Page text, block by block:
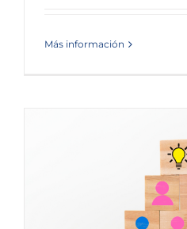
Más información